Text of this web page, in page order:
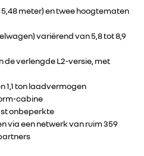
meter) en twee hoogtematen
variërend van 5,8 tot 8,9
de verlengde L2-versie, met
1,1 ton laadvermogen
cabine
onbeperkte
via een netwerk van ruim 359